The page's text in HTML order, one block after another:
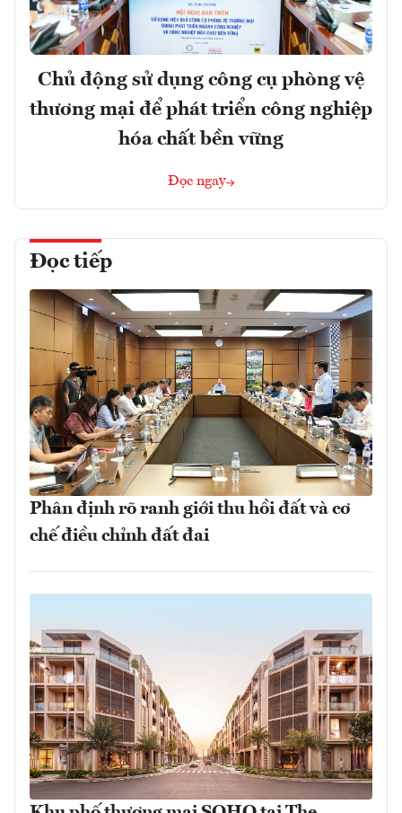
Chủ động sử dụng công cụ phòng vệ
thương mại để phát triển công nghiệp
hóa chất bền vững
Đọc ngay
Đọc tiếp
Phân định rõ ranh giới thu hồi đất và cơ
chế điều chỉnh đất đai